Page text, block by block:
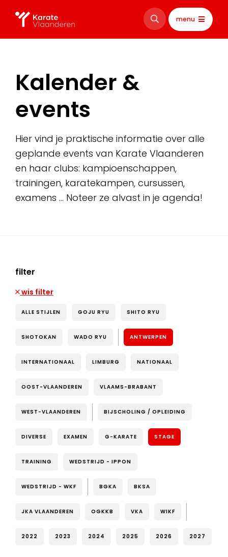
menu
Kalender &
events
Hier vind je praktische informatie over alle
geplande events van Karate Vlaanderen
en haar clubs: kampioenschappen,
trainingen, karatekampen, cursussen,
examens … Noteer ze alvast in je agenda!
filter
wis filter
ALLE STIJLEN GOJU RYU SHITO RYU
SHOTOKAN WADO RYU ANTWERPEN
INTERNATIONAAL LIMBURG NATIONAAL
OOST-VLAANDEREN VLAAMS-BRABANT
WEST-VLAANDEREN BIJSCHOLING / OPLEIDING
DIVERSE EXAMEN G-KARATE STAGE
TRAINING WEDSTRIJD - IPPON
WEDSTRIJD - WKF BGKA BKSA
JKA VLAANDEREN OGKKB VKA WIKF
2022 2023 2024 2025 2026 2027